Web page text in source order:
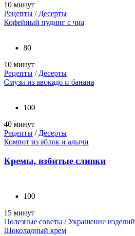
10 минут
Рецепты / Десерты
Кофейный пудинг с чиа
80
10 минут
Рецепты / Десерты
Смузи из авокадо и банана
100
40 минут
Рецепты / Десерты
Компот из яблок и алычи
Кремы, взбитые сливки
100
15 минут
Полезные советы /Украшение изделий
Шоколадный крем